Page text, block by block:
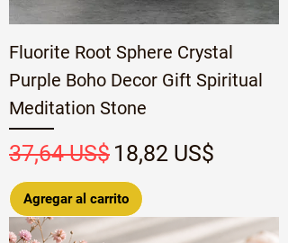
Fluorite Root Sphere Crystal
Purple Boho Decor Gift Spiritual
Meditation Stone
Precio
37,64 US$ Precio de oferta
18,82 US$
Agregar al carrito